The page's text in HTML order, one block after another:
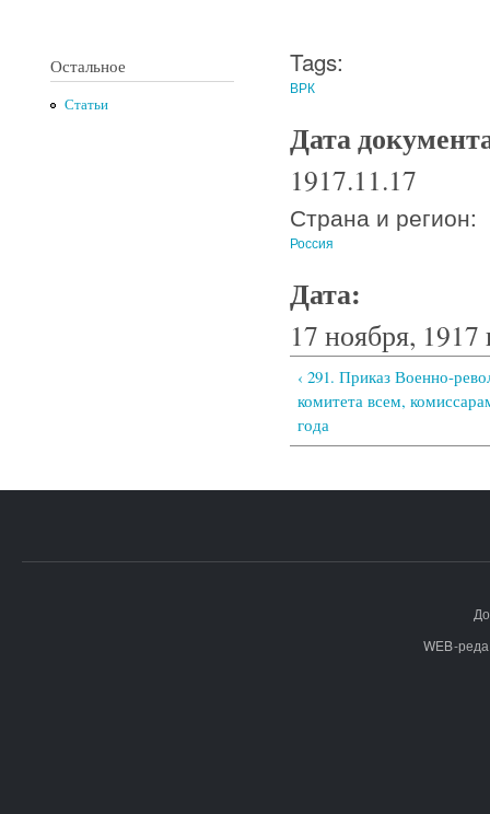
Остальное
Статьи
Tags:
ВРК
Дата
1917.11.17
Страна и регион:
Россия
Дата:
17 ноября, 1917
‹ 291. Приказ Военно-
комитета всем,
года
WEB-